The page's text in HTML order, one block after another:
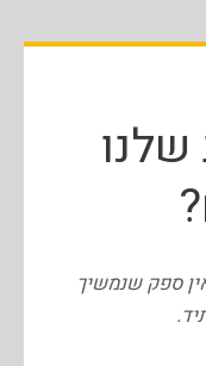
ספק שנמשיך